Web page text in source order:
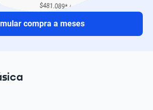
compra a meses